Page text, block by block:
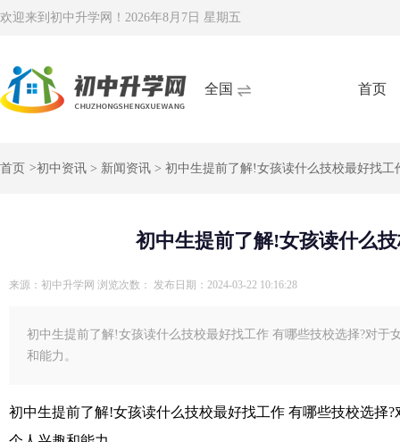
欢迎来到初中升学网！ 2026年8月7日 星期五
全国 首页
首页 >初中资讯 > 新闻资讯 > 初中生提前了解!女孩读什么技校最好找工
初中生提前了解!女孩读什么
来源：初中升学网 浏览次数： 发布日期：2024-03-22 10:16:28
初中生提前了解!女孩读什么技校最好找工作 有哪些技校选择?对
和能力。
初中生提前了解!女孩读什么技校最好找工作 有哪些技校选择